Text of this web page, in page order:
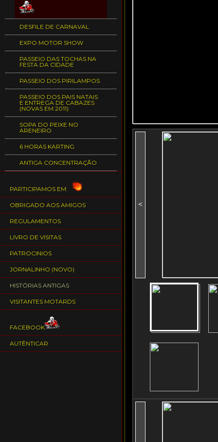
DESFILE DE CARNAVAL
EXPO MOTOR SHOW
PASSEIO DAS TOCHAS NA
FESTA DA CIDADE
PASSEIO DOS PIRILAMPOS
PASSEIO DOS PAIS NATAIS
E ENTREGA DE CABAZES
(NOVAS EM 2011)
SOPA DO PEIXE NO
ARENEIRO
6 HORAS KARTING
ANTIGA CONCENTRAÇÃO
PARTICIPAMOS EM:
OBRIGADO AOS AMIGOS
REGULAMENTOS
LIVRO DE VISITAS
PATROCINIOS
JORNALINHO (NOVO)
HISTÓRIAS ANTIGAS
VISITANTES MOTARDS
FACEBOOK
AUTÊNTICAR
<